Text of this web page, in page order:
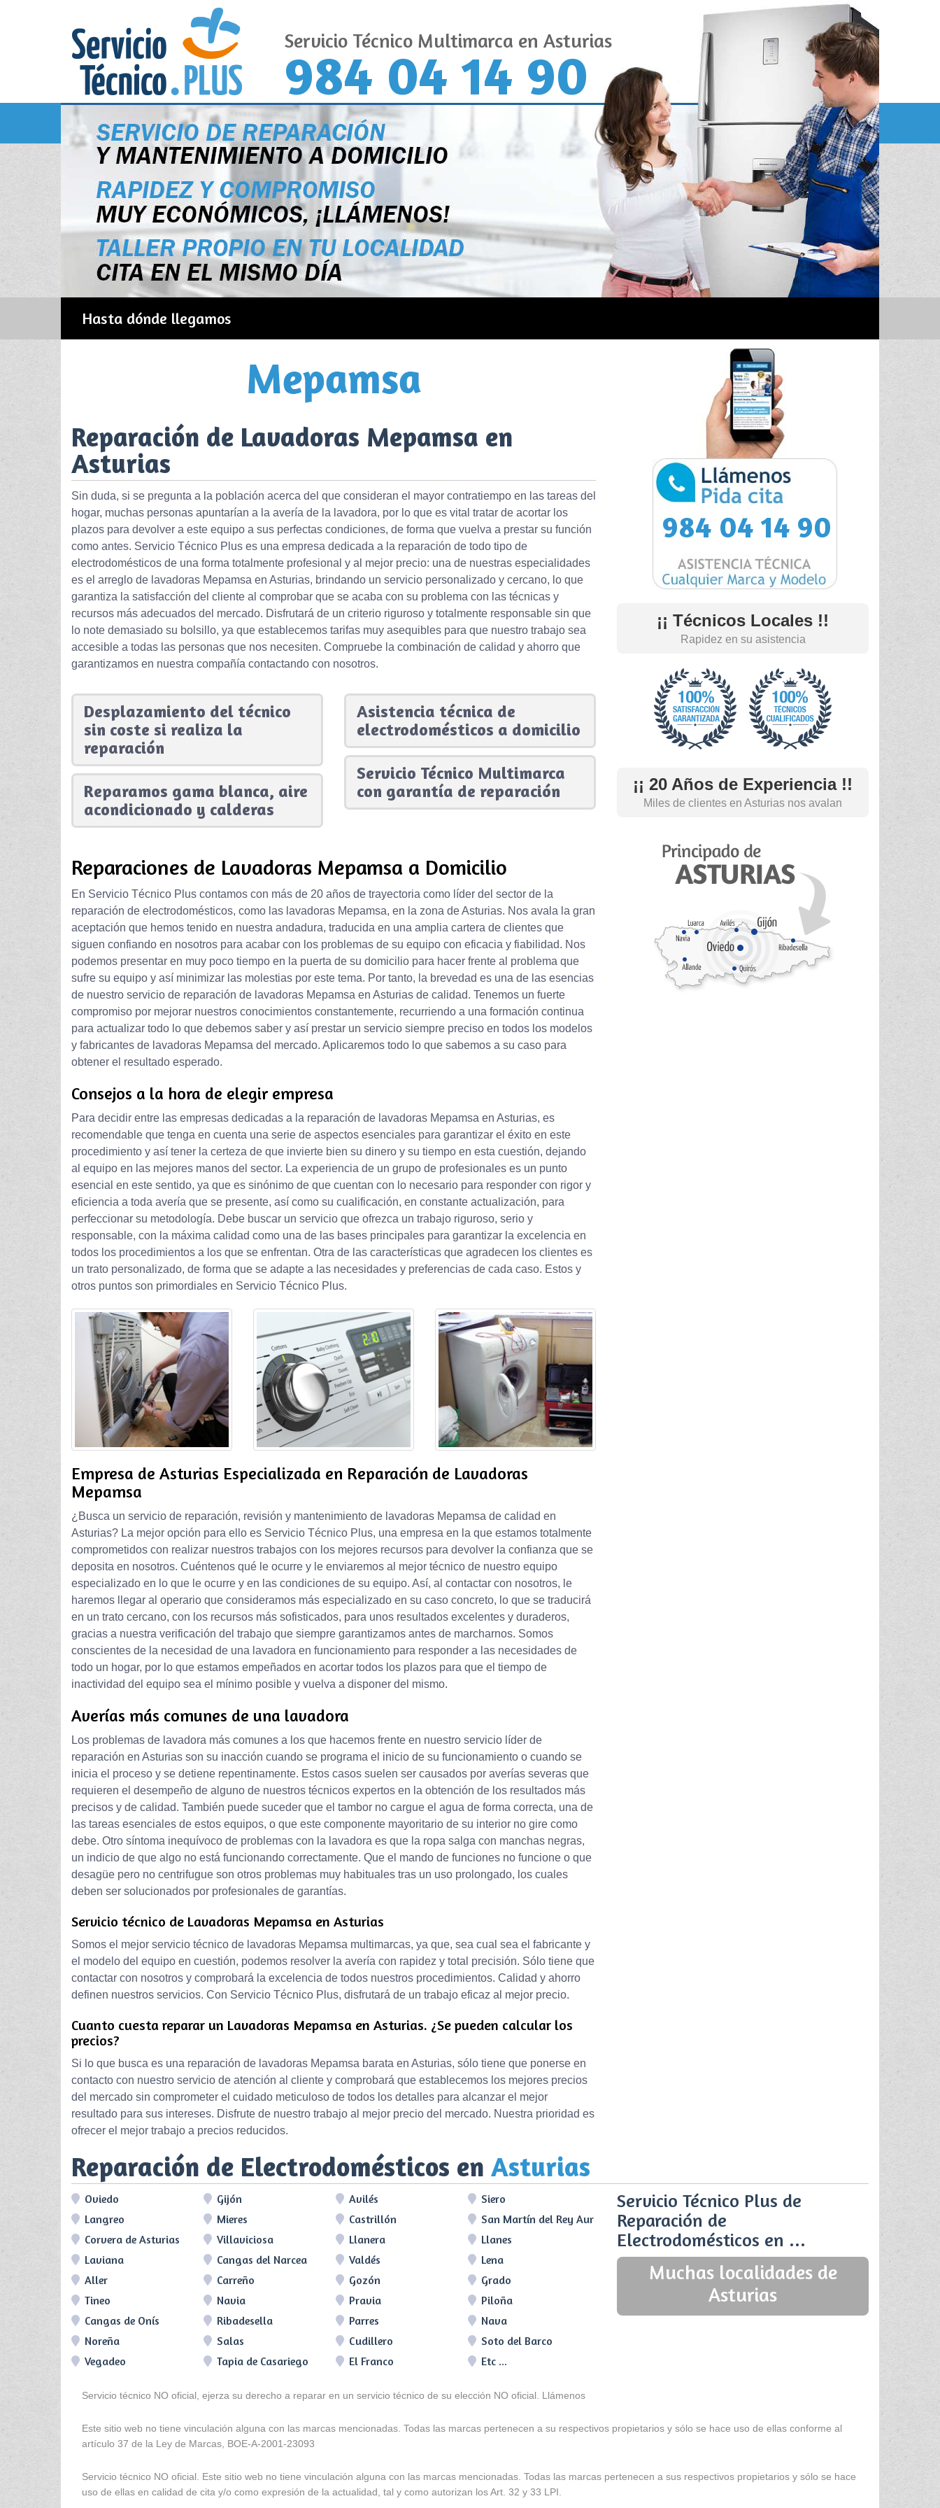
Servicio Técnico Multimarca en Asturias
984 04 14 90
Hasta dónde llegamos
Reparación de Lavadoras Mepamsa en
Asturias
Sin duda, si se pregunta a la población acerca del que consideran el mayor contratiempo en las tareas del
hogar, muchas personas apuntarían a la avería de la lavadora, por lo que es vital tratar de acortar los
plazos para devolver a este equipo a sus perfectas condiciones, de forma que vuelva a prestar su función
como antes. Servicio Técnico Plus es una empresa dedicada a la reparación de todo tipo de
electrodomésticos de una forma totalmente profesional y al mejor precio: una de nuestras especialidades
es el arreglo de lavadoras Mepamsa en Asturias, brindando un servicio personalizado y cercano, lo que
garantiza la satisfacción del cliente al comprobar que se acaba con su problema con las técnicas y
recursos más adecuados del mercado. Disfrutará de un criterio riguroso y totalmente responsable sin que
lo note demasiado su bolsillo, ya que establecemos tarifas muy asequibles para que nuestro trabajo sea
accesible a todas las personas que nos necesiten. Compruebe la combinación de calidad y ahorro que
garantizamos en nuestra compañía contactando con nosotros.
Desplazamiento del técnico
sin coste si realiza la
reparación
Reparamos gama blanca, aire
acondicionado y calderas
Asistencia técnica de
electrodomésticos a domicilio
Servicio Técnico Multimarca
con garantía de reparación
Reparaciones de Lavadoras Mepamsa a Domicilio
En Servicio Técnico Plus contamos con más de 20 años de trayectoria como líder del sector de la
reparación de electrodomésticos, como las lavadoras Mepamsa, en la zona de Asturias. Nos avala la gran
aceptación que hemos tenido en nuestra andadura, traducida en una amplia cartera de clientes que
siguen confiando en nosotros para acabar con los problemas de su equipo con eficacia y fiabilidad. Nos
podemos presentar en muy poco tiempo en la puerta de su domicilio para hacer frente al problema que
sufre su equipo y así minimizar las molestias por este tema. Por tanto, la brevedad es una de las esencias
de nuestro servicio de reparación de lavadoras Mepamsa en Asturias de calidad. Tenemos un fuerte
compromiso por mejorar nuestros conocimientos constantemente, recurriendo a una formación continua
para actualizar todo lo que debemos saber y así prestar un servicio siempre preciso en todos los modelos
y fabricantes de lavadoras Mepamsa del mercado. Aplicaremos todo lo que sabemos a su caso para
obtener el resultado esperado.
Consejos a la hora de elegir empresa
Para decidir entre las empresas dedicadas a la reparación de lavadoras Mepamsa en Asturias, es
recomendable que tenga en cuenta una serie de aspectos esenciales para garantizar el éxito en este
procedimiento y así tener la certeza de que invierte bien su dinero y su tiempo en esta cuestión, dejando
al equipo en las mejores manos del sector. La experiencia de un grupo de profesionales es un punto
esencial en este sentido, ya que es sinónimo de que cuentan con lo necesario para responder con rigor y
eficiencia a toda avería que se presente, así como su cualificación, en constante actualización, para
perfeccionar su metodología. Debe buscar un servicio que ofrezca un trabajo riguroso, serio y
responsable, con la máxima calidad como una de las bases principales para garantizar la excelencia en
todos los procedimientos a los que se enfrentan. Otra de las características que agradecen los clientes es
un trato personalizado, de forma que se adapte a las necesidades y preferencias de cada caso. Estos y
otros puntos son primordiales en Servicio Técnico Plus.
Empresa de Asturias Especializada en Reparación de Lavadoras
Mepamsa
¿Busca un servicio de reparación, revisión y mantenimiento de lavadoras Mepamsa de calidad en
Asturias? La mejor opción para ello es Servicio Técnico Plus, una empresa en la que estamos totalmente
comprometidos con realizar nuestros trabajos con los mejores recursos para devolver la confianza que se
deposita en nosotros. Cuéntenos qué le ocurre y le enviaremos al mejor técnico de nuestro equipo
especializado en lo que le ocurre y en las condiciones de su equipo. Así, al contactar con nosotros, le
haremos llegar al operario que consideramos más especializado en su caso concreto, lo que se traducirá
en un trato cercano, con los recursos más sofisticados, para unos resultados excelentes y duraderos,
gracias a nuestra verificación del trabajo que siempre garantizamos antes de marcharnos. Somos
conscientes de la necesidad de una lavadora en funcionamiento para responder a las necesidades de
todo un hogar, por lo que estamos empeñados en acortar todos los plazos para que el tiempo de
inactividad del equipo sea el mínimo posible y vuelva a disponer del mismo.
Averías más comunes de una lavadora
Los problemas de lavadora más comunes a los que hacemos frente en nuestro servicio líder de
reparación en Asturias son su inacción cuando se programa el inicio de su funcionamiento o cuando se
inicia el proceso y se detiene repentinamente. Estos casos suelen ser causados por averías severas que
requieren el desempeño de alguno de nuestros técnicos expertos en la obtención de los resultados más
precisos y de calidad. También puede suceder que el tambor no cargue el agua de forma correcta, una de
las tareas esenciales de estos equipos, o que este componente mayoritario de su interior no gire como
debe. Otro síntoma inequívoco de problemas con la lavadora es que la ropa salga con manchas negras,
un indicio de que algo no está funcionando correctamente. Que el mando de funciones no funcione o que
desagüe pero no centrifugue son otros problemas muy habituales tras un uso prolongado, los cuales
deben ser solucionados por profesionales de garantías.
Servicio técnico de Lavadoras Mepamsa en Asturias
Somos el mejor servicio técnico de lavadoras Mepamsa multimarcas, ya que, sea cual sea el fabricante y
el modelo del equipo en cuestión, podemos resolver la avería con rapidez y total precisión. Sólo tiene que
contactar con nosotros y comprobará la excelencia de todos nuestros procedimientos. Calidad y ahorro
definen nuestros servicios. Con Servicio Técnico Plus, disfrutará de un trabajo eficaz al mejor precio.
Cuanto cuesta reparar un Lavadoras Mepamsa en Asturias. ¿Se pueden calcular los
precios?
Si lo que busca es una reparación de lavadoras Mepamsa barata en Asturias, sólo tiene que ponerse en
contacto con nuestro servicio de atención al cliente y comprobará que establecemos los mejores precios
del mercado sin comprometer el cuidado meticuloso de todos los detalles para alcanzar el mejor
resultado para sus intereses. Disfrute de nuestro trabajo al mejor precio del mercado. Nuestra prioridad es
ofrecer el mejor trabajo a precios reducidos.
984 04 14 90
¡¡ Técnicos Locales !!
Rapidez en su asistencia
¡¡ 20 Años de Experiencia !!
Miles de clientes en Asturias nos avalan
Reparación de Electrodomésticos en Asturias
Oviedo Gijón Avilés
Siero
Langreo
Mieres Castrillón
San Martín del Rey Aurelio
Corvera de Asturias
Villaviciosa Llanera
Llanes
Laviana
Cangas del Narcea Valdés
Lena
Aller
Carreño Gozón
Grado
Tineo
Navia Pravia
Piloña
Cangas de Onís
Ribadesella Parres
Nava
Noreña
Salas Cudillero
Soto del Barco
Vegadeo
Tapia de Casariego El Franco Etc ...
Servicio Técnico Plus de
Reparación de
Electrodomésticos en ...
Muchas localidades de
Asturias
Servicio técnico NO oficial, ejerza su derecho a reparar en un servicio técnico de su elección NO oficial. Llámenos
Este sitio web no tiene vinculación alguna con las marcas mencionadas. Todas las marcas pertenecen a su respectivos propietarios y sólo se hace uso de ellas conforme al
artículo 37 de la Ley de Marcas, BOE-A-2001-23093
Servicio técnico NO oficial. Este sitio web no tiene vinculación alguna con las marcas mencionadas. Todas las marcas pertenecen a sus respectivos propietarios y sólo se hace
uso de ellas en calidad de cita y/o como expresión de la actualidad, tal y como autorizan los Art. 32 y 33 LPI.